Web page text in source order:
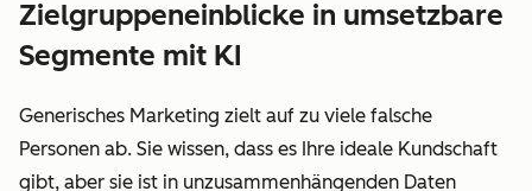
Zielgruppeneinblicke in umsetzbare
Segmente mit KI
Generisches Marketing zielt auf zu viele falsche
Personen ab. Sie wissen, dass es Ihre ideale Kundschaft
gibt, aber sie ist in unzusammenhängenden Daten